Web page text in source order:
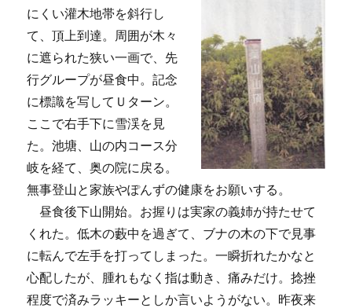
にくい灌木地帯を斜行し
て、頂上到達。周囲が木々
に遮られた狭い一画で、先
行グループが昼食中。記念
に標識を写してＵターン。
ここで右手下に雪渓を見
た。池塘、山の内コース分
岐を経て、奥の院に戻る。
無事登山と家族やぽんずの健康をお願いする。
昼食後下山開始。お握りは実家の義姉が持たせて
くれた。低木の藪中を過ぎて、ブナの木の下で見事
に転んで左手を打ってしまった。一瞬折れたかなと
心配したが、腫れもなく指は動き、痛みだけ。捻挫
程度で済みラッキーとしか言いようがない。昨夜来